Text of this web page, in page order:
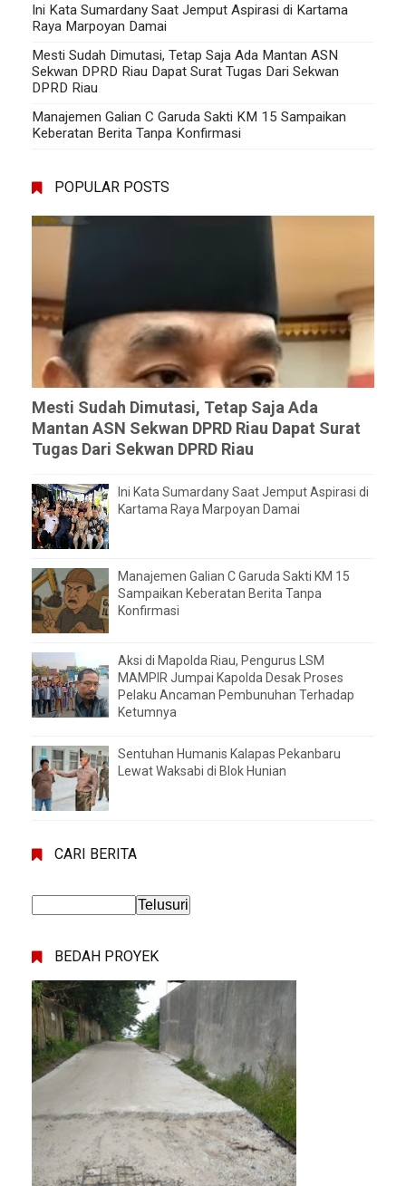
Ini Kata Sumardany Saat Jemput Aspirasi di Kartama
Raya Marpoyan Damai
Mesti Sudah Dimutasi, Tetap Saja Ada Mantan ASN
Sekwan DPRD Riau Dapat Surat Tugas Dari Sekwan
DPRD Riau
Manajemen Galian C Garuda Sakti KM 15 Sampaikan
Keberatan Berita Tanpa Konfirmasi
POPULAR POSTS
Mesti Sudah Dimutasi, Tetap Saja Ada
Mantan ASN Sekwan DPRD Riau Dapat Surat
Tugas Dari Sekwan DPRD Riau
Ini Kata Sumardany Saat Jemput Aspirasi di
Kartama Raya Marpoyan Damai
Manajemen Galian C Garuda Sakti KM 15
Sampaikan Keberatan Berita Tanpa
Konfirmasi
Aksi di Mapolda Riau, Pengurus LSM
MAMPIR Jumpai Kapolda Desak Proses
Pelaku Ancaman Pembunuhan Terhadap
Ketumnya
Sentuhan Humanis Kalapas Pekanbaru
Lewat Waksabi di Blok Hunian
CARI BERITA
BEDAH PROYEK